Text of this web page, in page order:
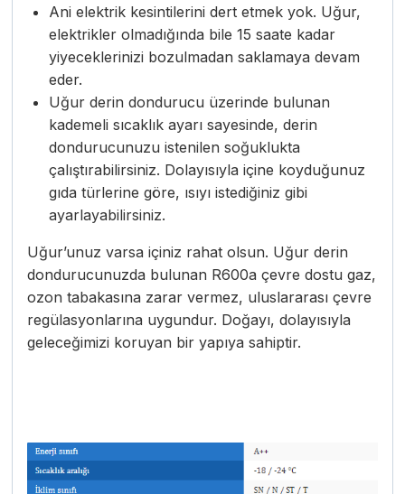
Ani elektrik kesintilerini dert etmek yok. Uğur,
elektrikler olmadığında bile 15 saate kadar
yiyeceklerinizi bozulmadan saklamaya devam
eder.
Uğur derin dondurucu üzerinde bulunan
kademeli sıcaklık ayarı sayesinde, derin
dondurucunuzu istenilen soğuklukta
çalıştırabilirsiniz. Dolayısıyla içine koyduğunuz
gıda türlerine göre, ısıyı istediğiniz gibi
ayarlayabilirsiniz.
Uğur’unuz varsa içiniz rahat olsun. Uğur derin
dondurucunuzda bulunan R600a çevre dostu gaz,
ozon tabakasına zarar vermez, uluslararası çevre
regülasyonlarına uygundur. Doğayı, dolayısıyla
geleceğimizi koruyan bir yapıya sahiptir.